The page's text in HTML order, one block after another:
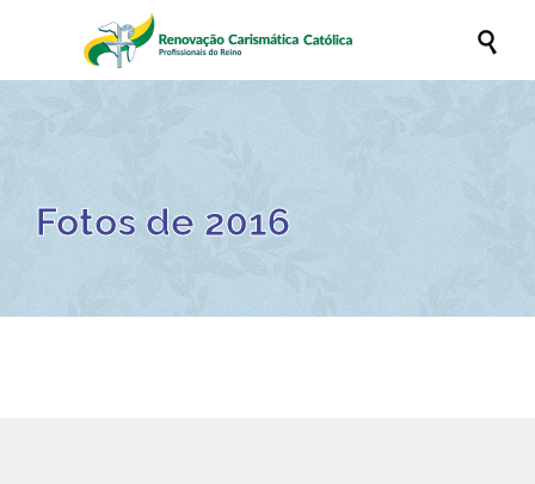

Fotos de 2016